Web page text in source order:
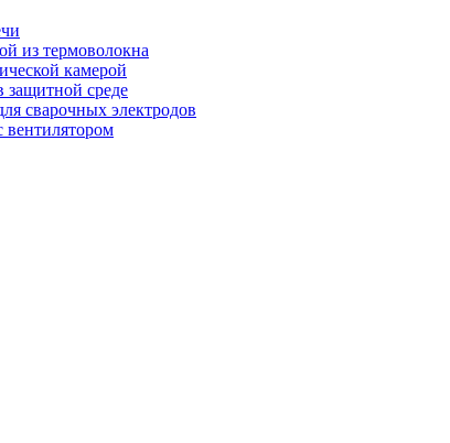
из термоволокна
камерой
защитной среде
cварочных электродов
вентилятором